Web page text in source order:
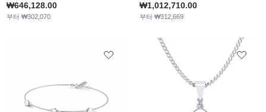
₩646,128.00
부터 ₩302,070
₩1,012,710.00
부터 ₩312,669